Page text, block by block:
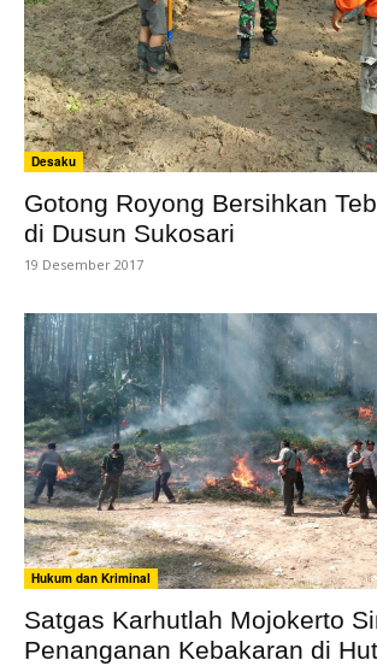
Desaku
Gotong Royong Bersihkan
di Dusun Sukosari
19 Desember 2017
Hukum dan Kriminal
Satgas Karhutlah Mojokerto
Penanganan Kebakaran di